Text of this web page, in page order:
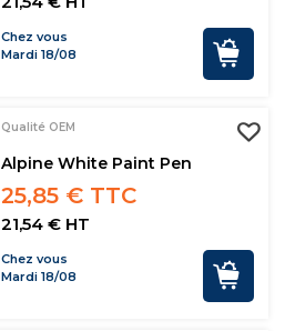
Chez vous
Mardi 18/08
Qualité OEM
Alpine White Paint Pen
25,85 € TTC
21,54 € HT
Chez vous
Mardi 18/08